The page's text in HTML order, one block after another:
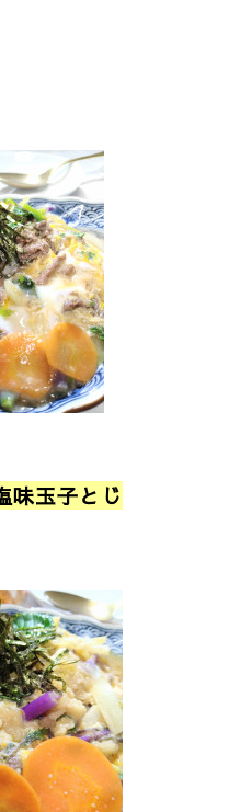
味玉子とじ